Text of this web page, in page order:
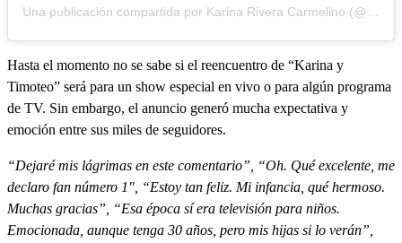
Hasta el momento no se sabe si el reencuentro de “Karina y
Timoteo” será para un show especial en vivo o para algún programa
de TV. Sin embargo, el anuncio generó mucha expectativa y
emoción entre sus miles de seguidores.
“Dejaré mis lágrimas en este comentario”, “Oh. Qué excelente, me
declaro fan número 1″, “Estoy tan feliz. Mi infancia, qué hermoso.
Muchas gracias”, “Esa época sí era televisión para niños.
Emocionada, aunque tenga 30 años, pero mis hijas si lo verán”,